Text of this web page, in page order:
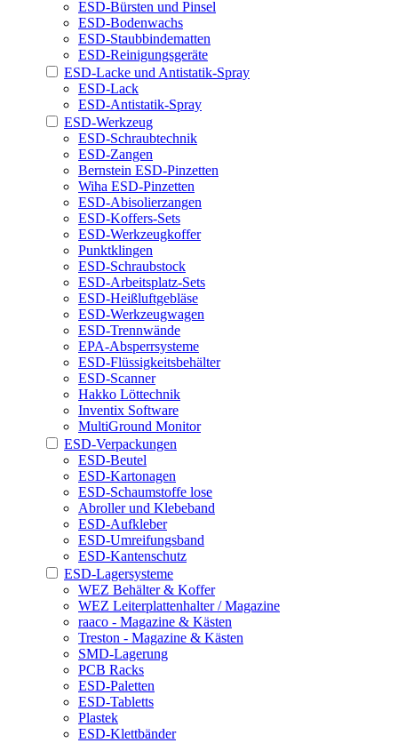
ESD-Bürsten und Pinsel
ESD-Bodenwachs
ESD-Staubbindematten
ESD-Reinigungsgeräte
ESD-Lacke und Antistatik-Spray
ESD-Lack
ESD-Antistatik-Spray
ESD-Werkzeug
ESD-Schraubtechnik
ESD-Zangen
Bernstein ESD-Pinzetten
Wiha ESD-Pinzetten
ESD-Abisolierzangen
ESD-Koffers-Sets
ESD-Werkzeugkoffer
Punktklingen
ESD-Schraubstock
ESD-Arbeitsplatz-Sets
ESD-Heißluftgebläse
ESD-Werkzeugwagen
ESD-Trennwände
EPA-Absperrsysteme
ESD-Flüssigkeitsbehälter
ESD-Scanner
Hakko Löttechnik
Inventix Software
MultiGround Monitor
ESD-Verpackungen
ESD-Beutel
ESD-Kartonagen
ESD-Schaumstoffe lose
Abroller und Klebeband
ESD-Aufkleber
ESD-Umreifungsband
ESD-Kantenschutz
ESD-Lagersysteme
WEZ Behälter & Koffer
WEZ Leiterplattenhalter / Magazine
raaco - Magazine & Kästen
Treston - Magazine & Kästen
SMD-Lagerung
PCB Racks
ESD-Paletten
ESD-Tabletts
Plastek
ESD-Klettbänder